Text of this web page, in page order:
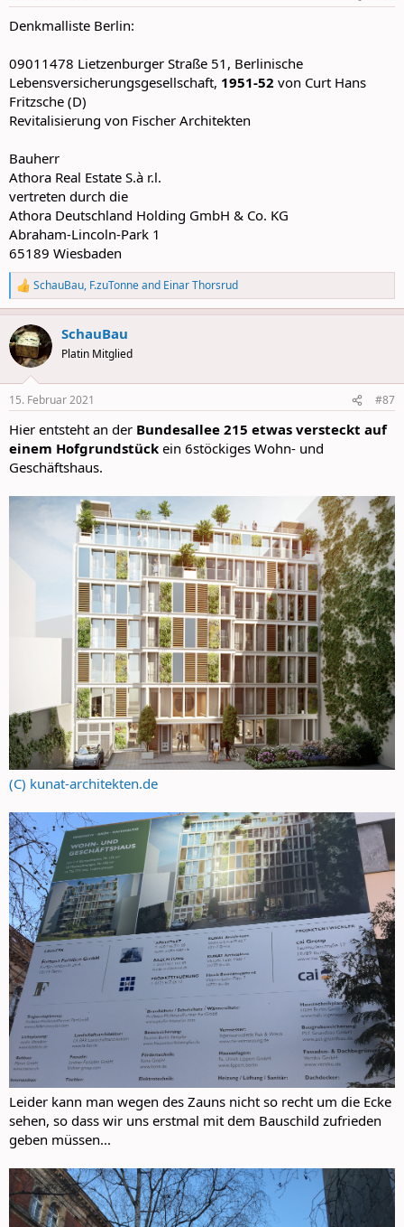
Denkmalliste Berlin:
09011478 Lietzenburger Straße 51, Berlinische
Lebensversicherungsgesellschaft, 1951-52 von Curt Hans
Fritzsche (D)
Revitalisierung von Fischer Architekten
Bauherr
Athora Real Estate S.à r.l.
vertreten durch die
Athora Deutschland Holding GmbH & Co. KG
Abraham-Lincoln-Park 1
65189 Wiesbaden
R
e
a
c
t
i
s
SchauBau, F.zuTonneand Einar Thorsrud
SchauBau
Platin Mitglied
15. Februar 2021 #87
Hier entsteht an der Bundesallee 215 etwas versteckt auf
einem Hofgrundstück ein 6stöckiges Wohn- und
Geschäftshaus.
(C) kunat-architekten.de
Leider kann man wegen des Zauns nicht so recht um die Ecke
sehen, so dass wir uns erstmal mit dem Bauschild zufrieden
geben müssen...